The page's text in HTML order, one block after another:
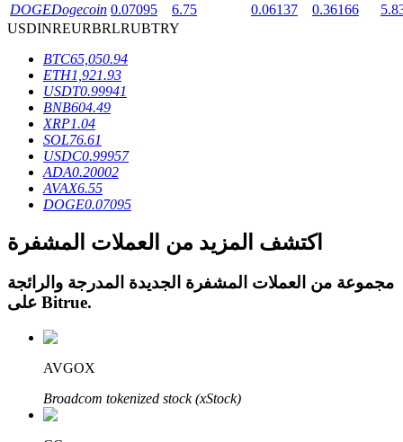
DOGEDogecoin 0.07095 6.75 0.06137 0.36166
USDINREURBRLRUBTRY
BTC65,050.94
ETH1,921.93
USDT0.99941
BNB604.49
XRP1.04
SOL76.61
USDC0.99957
ADA0.20002
AVAX6.55
DOGE0.07095
اكتشف المزيد من العملات المشفرة
مجموعة من العملات المشفرة الجديدة المدرجة والرائجة
Bitrue.
AVGOX
Broadcom tokenized stock (xStock)